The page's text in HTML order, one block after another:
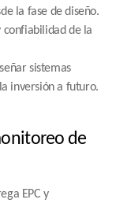
la fase de diseño.
confiabilidad de la
sistemas
inversión a futuro.
de
EPC y